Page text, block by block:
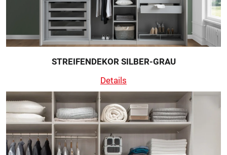
STREIFENDEKOR SILBER-GRAU
Details